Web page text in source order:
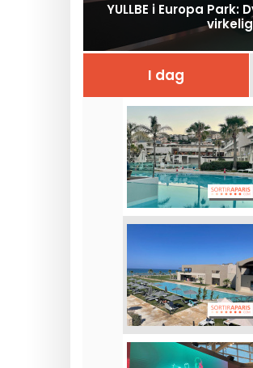
YULLBE i Europa
I dag